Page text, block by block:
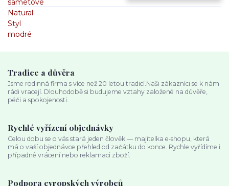
Tradice a důvěra
Jsme rodinná firma s více než 20 letou tradicí.Naši zákazníci se k nám
rádi vracejí. Dlouhodobě si budujeme vztahy založené na důvěře,
péči a spokojenosti.
Rychlé vyřízení objednávky
Celou dobu se o vás stará jeden člověk — majitelka e‑shopu, která
má o vaší objednávce přehled od začátku do konce. Rychle vyřídíme i
případné vrácení nebo reklamaci zboží.
Podpora evropských výrobců